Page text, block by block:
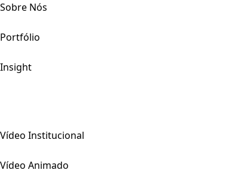
Sobre Nós
Portfólio
Insight
Vídeo Institucional
Vídeo Animado